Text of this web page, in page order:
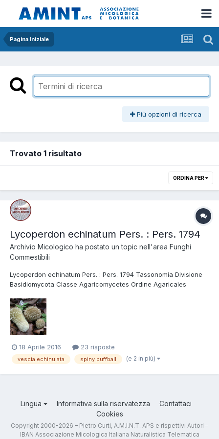
Pagina Iniziale
Più opzioni di ricerca
Trovato 1 risultato
ORDINA PER
Lycoperdon echinatum Pers. : Pers. 1794
Archivio Micologico ha postato un topic nell'area Funghi
Commestibili
Lycoperdon echinatum Pers. : Pers. 1794 Tassonomia Divisione
Basidiomycota Classe Agaricomycetes Ordine Agaricales
18 Aprile 2016 23 risposte
vescia echinulata spiny puffball (e 2 in più)
Lingua Informativa sulla riservatezza
Contattaci
Cookies
Copyright 2000-2026 – Pietro Curti, A.M.I.N.T. APS e rispettivi Autori –
IBAN Associazione Micologica Italiana Naturalistica Telematica